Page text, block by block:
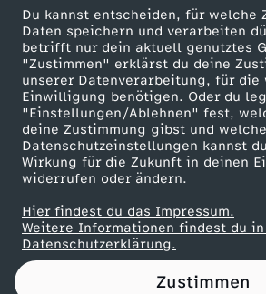
Du kannst entscheiden, für welche
Daten speichern und verarbeiten
betrifft nur dein aktuell genutztes
"Zustimmen" erklärst du deine
unserer Datenverarbeitung, für die
Einwilligung benötigen. Oder du
"Einstellungen/Ablehnen" fest,
deine Zustimmung gibst und
Datenschutzeinstellungen kannst
Wirkung für die Zukunft in deinen
widerrufen oder ändern.
Hier findest du das Impressum.
Weitere Informationen findest du
Datenschutzerklärung.
Zustimmen
D
-
K
l
a
u
ZDF goes Schule
Werbefernsehen
Mainzelmännchen
Partner